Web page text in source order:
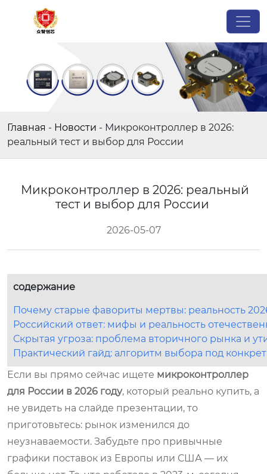
Главная - Новости - Микроконтроллер в 2026:
реальный тест и выбор для России
Микроконтроллер в 2026: реальный
тест и выбор для России
2026-05-07
содержание
Почему старые фавориты мертвы: реальность
Российский ответ: мифы и реальность
Скрытая угроза: проблема вторичного рынка и
Практический гайд: алгоритм выбора под
Если вы прямо сейчас ищете микроконтроллер
для России в 2026 году, который реально купить, а
не увидеть на слайде презентации, то
приготовьтесь: рынок изменился до
неузнаваемости. Забудьте про привычные
графики поставок из Европы или США — их